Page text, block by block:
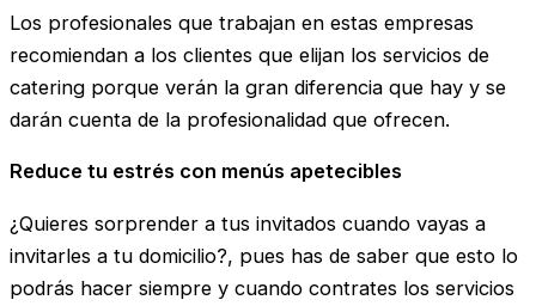
Los profesionales que trabajan en estas empresas
recomiendan a los clientes que elijan los servicios de
catering porque verán la gran diferencia que hay y se
darán cuenta de la profesionalidad que ofrecen.
Reduce tu estrés con menús apetecibles
¿Quieres sorprender a tus invitados cuando vayas a
invitarles a tu domicilio?, pues has de saber que esto lo
podrás hacer siempre y cuando contrates los servicios